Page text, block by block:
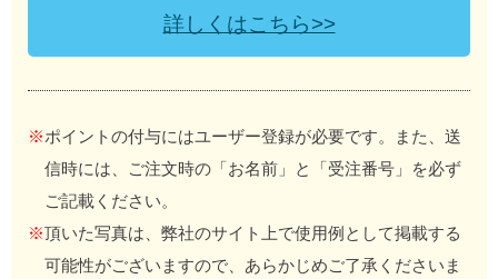
詳しくはこちら>>
※ポイントの付与にはユーザー登録が必要です。また、送
信時には、ご注文時の「お名前」と「受注番号」を必ず
ご記載ください。
※頂いた写真は、弊社のサイト上で使用例として掲載する
可能性がございますので、あらかじめご了承くださいま